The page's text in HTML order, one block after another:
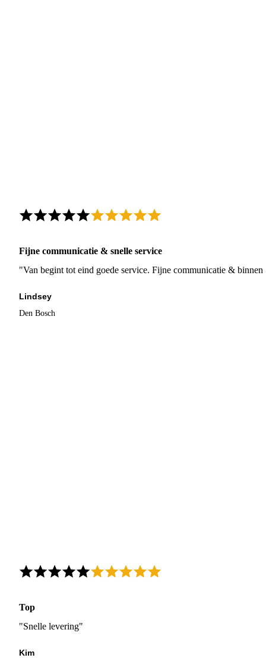
Fijne communicatie & snelle service
"Van begint tot eind goede service. Fijne communicatie &
Lindsey
Den Bosch
Top
"Snelle levering"
Kim